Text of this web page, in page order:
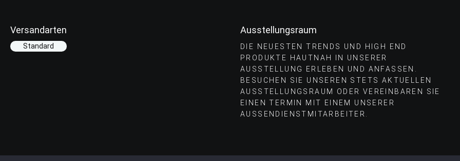
Versandarten
Standard
Ausstellungsraum
DIE NEUESTEN TRENDS UND HIGH END
PRODUKTE HAUTNAH IN UNSERER
AUSSTELLUNG ERLEBEN UND ANFASSEN.
BESUCHEN SIE UNSEREN STETS AKTUELLEN
AUSSTELLUNGSRAUM ODER VEREINBAREN SIE
EINEN TERMIN MIT EINEM UNSERER
AUSSENDIENSTMITARBEITER.